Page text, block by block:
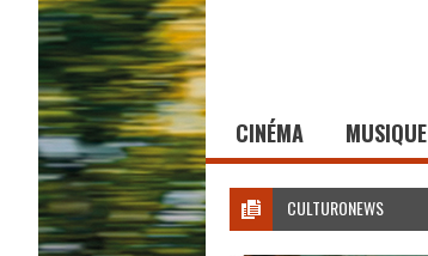
CINÉMA MUSIQUE
CULTURONEWS